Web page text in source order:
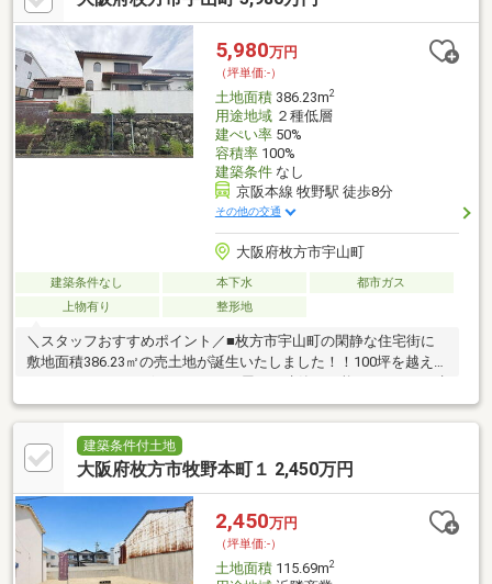
5,980万円
（坪単価:-）
土地面積386.23m2
用途地域２種低層
建ぺい率50%
容積率100%
建築条件なし
京阪本線 牧野駅 徒歩8分
その他の交通
大阪府枚方市宇山町
建築条件なし 本下水
都市ガス
上物有り
整形地
＼スタッフおすすめポイント／■枚方市宇山町の閑静な住宅街に
敷地面積386.23㎡の売土地が誕生いたしました！！100坪を越えて
築条件ございませんのでお好みの工務店やハウスメーカーにて建
築可能です◎整形地ですので間取りに無駄が出来づらいです！ま
た、京阪本線「牧野」駅まで徒歩8分と駅チカです。～弊社でも建
築プランの作成承ります！～弊社では設計士とコーディネーター
客様の「自分スタイル」をカタチにいたします！まずはお気軽に
お問い合わせくださいませ。
建築条件付土地
大阪府枚方市牧野本町１ 2,450万円
2,450万円
（坪単価:-）
土地面積115.69m2